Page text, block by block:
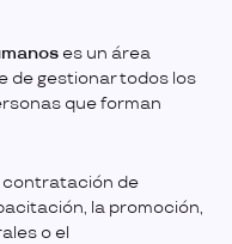
es un área
de gestionar todos los
que forman
contratación de
la promoción,
o el